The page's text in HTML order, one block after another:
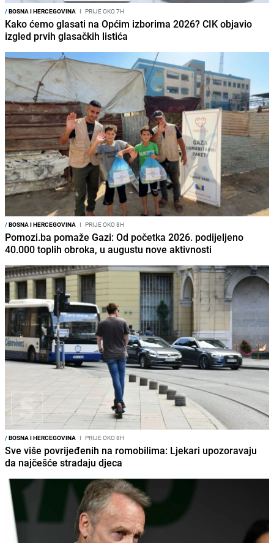
/BOSNA I HERCEGOVINA I PRIJE OKO 7H
Kako ćemo glasati na Općim izborima 2026? CIK objavio
izgled prvih glasačkih listića
/BOSNA I HERCEGOVINA I PRIJE OKO 8H
Pomozi.ba pomaže Gazi: Od početka 2026. podijeljeno
40.000 toplih obroka, u augustu nove aktivnosti
/BOSNA I HERCEGOVINA I PRIJE OKO 8H
Sve više povrijeđenih na romobilima: Ljekari upozoravaju
da najčešće stradaju djeca